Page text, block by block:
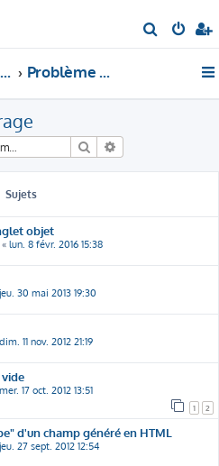
e
Support Technique Problème de paramétrage
Rechercher
Sujets
objet
« lun. 8 févr. 2016 15:38
jeu. 30 mai 2013 19:30
dim. 11 nov. 2012 21:19
mer. 17 oct. 2012 13:51
1 2
d'un champ généré en HTML
jeu. 27 sept. 2012 12:54